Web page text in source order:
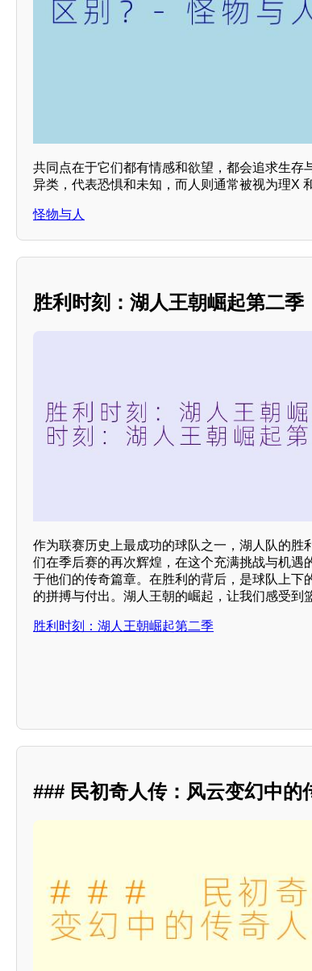
共同点在于它们都有情感和欲望，都会追求生存
异类，代表恐惧和未知，而人则通常被视为理X
怪物与人
胜利时刻：湖人王朝崛起第二季
作为联赛历史上最成功的球队之一，湖人队的胜
们在季后赛的再次辉煌，在这个充满挑战与机遇
于他们的传奇篇章。在胜利的背后，是球队上下
的拼搏与付出。湖人王朝的崛起，让我们感受到
胜利时刻：湖人王朝崛起第二季
### 民初奇人传：风云变幻中的